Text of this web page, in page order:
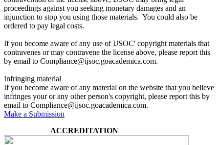
proceedings against you seeking monetary damages and an
injunction to stop you using those materials. You could also be
ordered to pay legal costs.
If you become aware of any use of IJSOC' copyright materials that
contravenes or may contravene the license above, please report this
by email to Compliance@ijsoc.goacademica.com.
Infringing material
If you become aware of any material on the website that you believe
infringes your or any other person's copyright, please report this by
email to Compliance@ijsoc.goacademica.com.
Make a Submission
ACCREDITATION